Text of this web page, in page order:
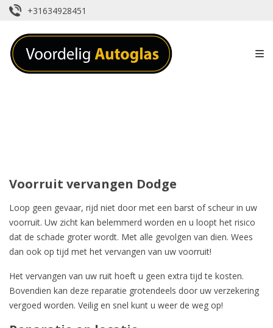
+31634928451
Voorruit vervangen Dodge
Loop geen gevaar, rijd niet door met een barst of scheur in uw
voorruit. Uw zicht kan belemmerd worden en u loopt het risico
dat de schade groter wordt. Met alle gevolgen van dien. Wees
dan ook op tijd met het vervangen van uw voorruit!
Het vervangen van uw ruit hoeft u geen extra tijd te kosten.
Bovendien kan deze reparatie grotendeels door uw verzekering
vergoed worden. Veilig en snel kunt u weer de weg op!